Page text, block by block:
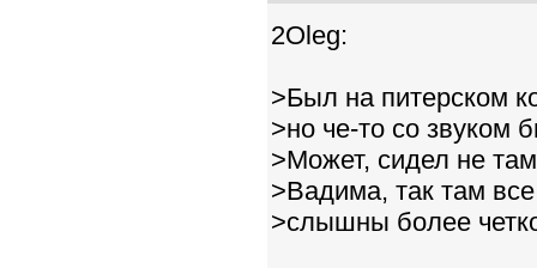
2Oleg:
>Был на питерском
>но че-то со звуком
>Может, сидел не
>Вадима, так там
>слышны более